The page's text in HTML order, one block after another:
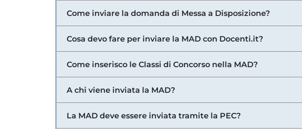
Come inviare la domanda di Messa a Disposizione?
Cosa devo fare per inviare la MAD con Docenti.it?
Come inserisco le Classi di Concorso nella MAD?
A chi viene inviata la MAD?
La MAD deve essere inviata tramite la PEC?